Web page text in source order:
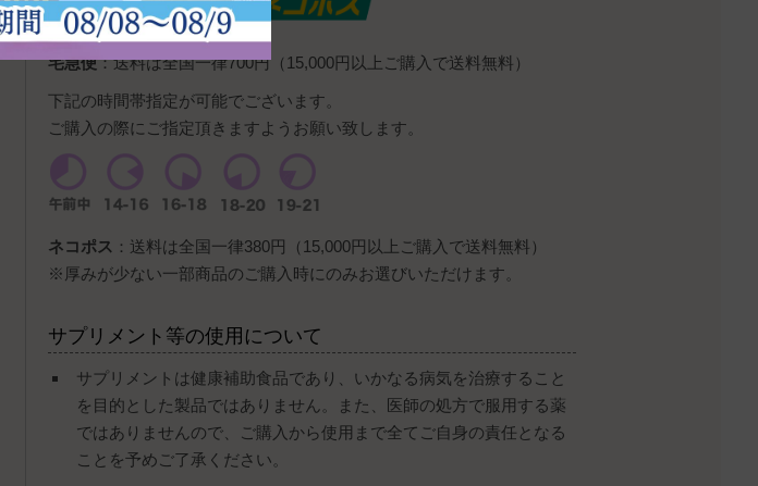
宅急便：送料は全国一律700円（15,000円以上ご購入で送料無料）
下記の時間帯指定が可能でございます。
ご購入の際にご指定頂きますようお願い致します。
ネコポス ：送料は全国一律380円（15,000円以上ご購入で送料無料）
※厚みが少ない一部商品のご購入時にのみお選びいただけます。
サプリメント等の使用について
サプリメントは健康補助食品であり、いかなる病気を治療すること
を目的とした製品ではありません。また、医師の処方で服用する薬
ではありませんので、ご購入から使用まで全てご自身の責任となる
ことを予めご了承ください。